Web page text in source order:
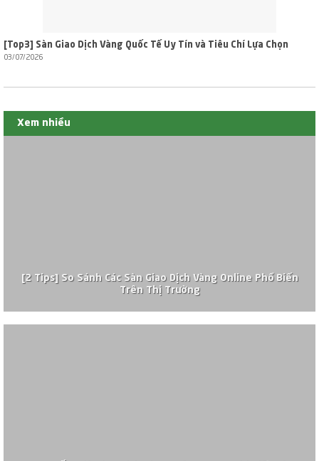
[Top3] Sàn Giao Dịch Vàng Quốc Tế Uy Tín và Tiêu Chí Lựa Chọn
03/07/2026
Xem nhiều
[2 Tips] So Sánh Các Sàn Giao Dịch Vàng Online Phổ Biến
Trên Thị Trường